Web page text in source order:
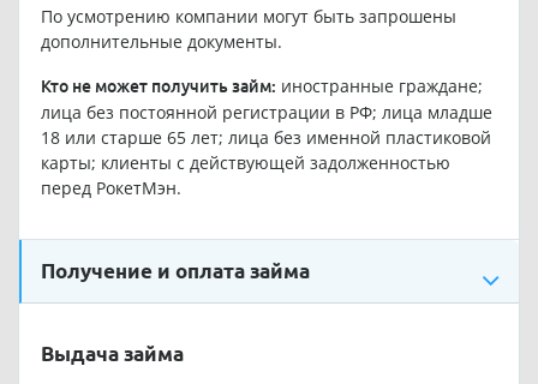
По усмотрению компании могут быть запрошены
дополнительные документы.
Кто не может получить займ: иностранные граждане;
лица без постоянной регистрации в РФ; лица младше
18 или старше 65 лет; лица без именной пластиковой
карты; клиенты с действующей задолженностью
перед РокетМэн.
Получение и оплата займа
Выдача займа